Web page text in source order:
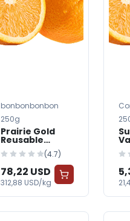
bonbonbonbon
250g
Prairie Gold
Reusable
Containers &
Tote Bags —
FreshGrocer
(4.7)
78,22 USD
312,88 USD/kg